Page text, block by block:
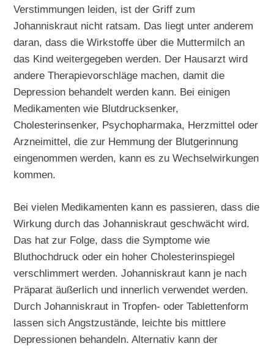
Verstimmungen leiden, ist der Griff zum
Johanniskraut nicht ratsam. Das liegt unter anderem
daran, dass die Wirkstoffe über die Muttermilch an
das Kind weitergegeben werden. Der Hausarzt wird
andere Therapievorschläge machen, damit die
Depression behandelt werden kann. Bei einigen
Medikamenten wie Blutdrucksenker,
Cholesterinsenker, Psychopharmaka, Herzmittel oder
Arzneimittel, die zur Hemmung der Blutgerinnung
eingenommen werden, kann es zu Wechselwirkungen
kommen.
Bei vielen Medikamenten kann es passieren, dass die
Wirkung durch das Johanniskraut geschwächt wird.
Das hat zur Folge, dass die Symptome wie
Bluthochdruck oder ein hoher Cholesterinspiegel
verschlimmert werden. Johanniskraut kann je nach
Präparat äußerlich und innerlich verwendet werden.
Durch Johanniskraut in Tropfen- oder Tablettenform
lassen sich Angstzustände, leichte bis mittlere
Depressionen behandeln. Alternativ kann der